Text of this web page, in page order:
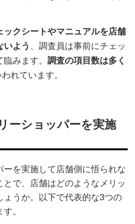
ックシートやマニュアルを店舗
よう 、調査員は事前にチェッ
みます。 調査の項目数は多く
れています。
ーショッパーを実施
ーを実施して店舗側に悟られな
で、店舗はどのようなメリッ
ょうか。以下で代表的な3つの
。